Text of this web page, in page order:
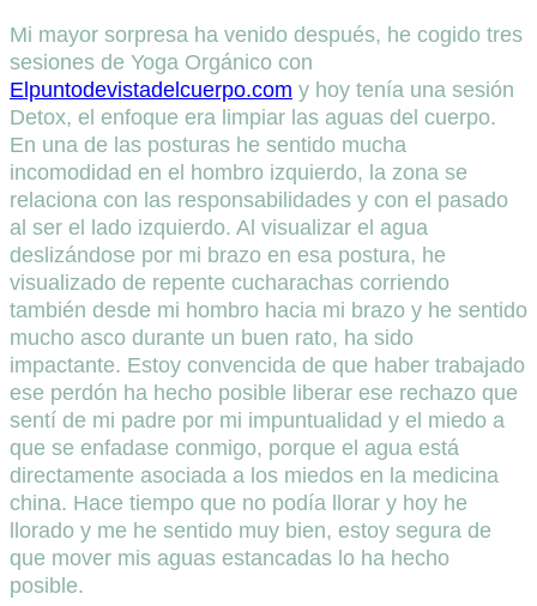
Mi mayor sorpresa ha venido después, he cogido tres
sesiones de Yoga Orgánico con
Elpuntodevistadelcuerpo.com y hoy tenía una sesión
Detox, el enfoque era limpiar las aguas del cuerpo.
En una de las posturas he sentido mucha
incomodidad en el hombro izquierdo, la zona se
relaciona con las responsabilidades y con el pasado
al ser el lado izquierdo. Al visualizar el agua
deslizándose por mi brazo en esa postura, he
visualizado de repente cucharachas corriendo
también desde mi hombro hacia mi brazo y he sentido
mucho asco durante un buen rato, ha sido
impactante. Estoy convencida de que haber trabajado
ese perdón ha hecho posible liberar ese rechazo que
sentí de mi padre por mi impuntualidad y el miedo a
que se enfadase conmigo, porque el agua está
directamente asociada a los miedos en la medicina
china. Hace tiempo que no podía llorar y hoy he
llorado y me he sentido muy bien, estoy segura de
que mover mis aguas estancadas lo ha hecho
posible.